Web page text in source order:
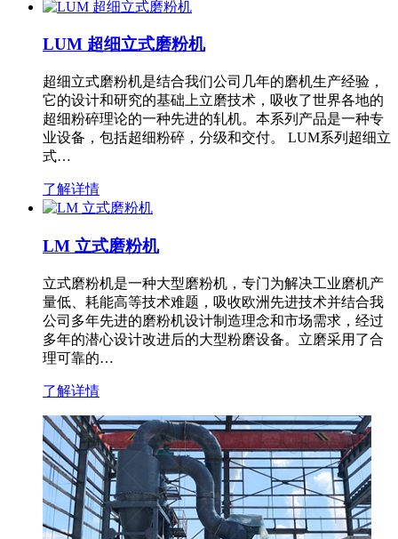
LUM 超细立式磨粉机
超细立式磨粉机是结合我们公司几年的磨机生产经验，
它的设计和研究的基础上立磨技术，吸收了世界各地的
超细粉碎理论的一种先进的轧机。本系列产品是一种专
业设备，包括超细粉碎，分级和交付。 LUM系列超细立
式…
了解详情
LM 立式磨粉机
立式磨粉机是一种大型磨粉机，专门为解决工业磨机产
量低、耗能高等技术难题，吸收欧洲先进技术并结合我
公司多年先进的磨粉机设计制造理念和市场需求，经过
多年的潜心设计改进后的大型粉磨设备。立磨采用了合
理可靠的…
了解详情